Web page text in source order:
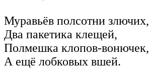
Муравьёв полсотни злючих,
Два пакетика клещей,
Полмешка клопов-вонючек,
А ещё лобковых вшей.